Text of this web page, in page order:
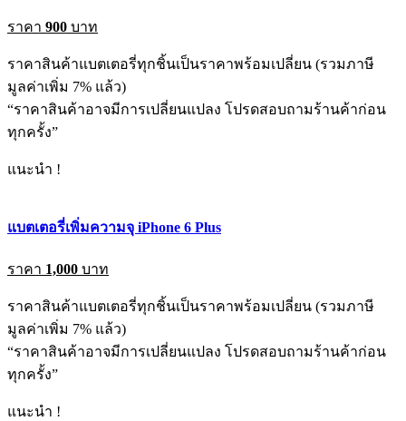
ราคา 900 บาท
ราคาสินค้าแบตเตอรี่ทุกชิ้นเป็นราคาพร้อมเปลี่ยน (รวมภาษี
มูลค่าเพิ่ม 7% แล้ว)
“ราคาสินค้าอาจมีการเปลี่ยนแปลง โปรดสอบถามร้านค้าก่อน
ทุกครั้ง”
แนะนำ !
แบตเตอรี่เพิ่มความจุ iPhone 6 Plus
ราคา 1,000 บาท
ราคาสินค้าแบตเตอรี่ทุกชิ้นเป็นราคาพร้อมเปลี่ยน (รวมภาษี
มูลค่าเพิ่ม 7% แล้ว)
“ราคาสินค้าอาจมีการเปลี่ยนแปลง โปรดสอบถามร้านค้าก่อน
ทุกครั้ง”
แนะนำ !